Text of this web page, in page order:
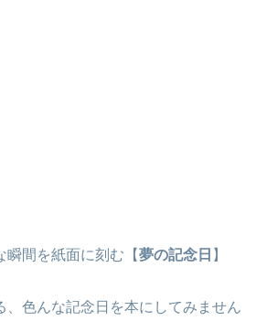
瞬間を紙面に刻む【夢の記念日 】
、色んな記念日を本にしてみません